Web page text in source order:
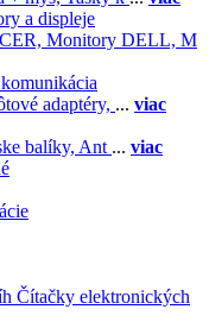
a displeje
Monitory DELL, M
adaptéry, ... viac
balíky, Ant ... viac
Čítačky elektronických